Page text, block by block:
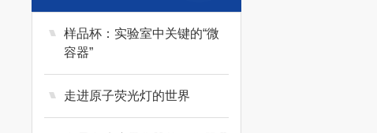
样品杯：实验室中关键的“微
容器”
走进原子荧光灯的世界